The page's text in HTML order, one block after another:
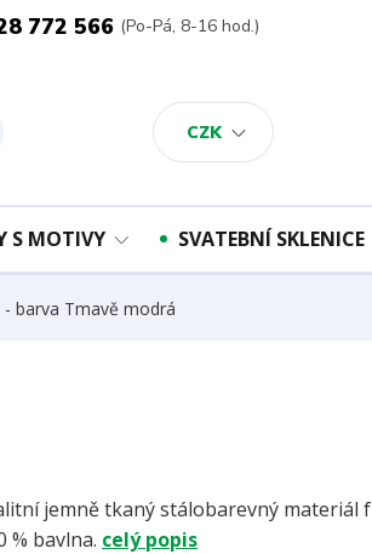
CZK
772 566 (Po-Pá, 8-16 hod.)
S MOTIVY SVATEBNÍ SKLENICE
barva Tmavě modrá
jemně tkaný stálobarevný materiál
% bavlna. celý popis